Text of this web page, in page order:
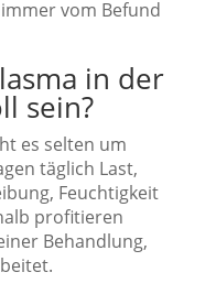
vom Befund
in der
sein?
es selten um
täglich Last,
Feuchtigkeit
profitieren
Behandlung,